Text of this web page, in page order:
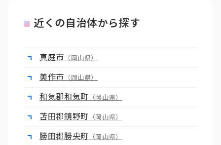
近くの自治体から探す
真庭市 （岡山県）
美作市 （岡山県）
和気郡和気町 （岡山県）
苫田郡鏡野町 （岡山県）
勝田郡勝央町 （岡山県）